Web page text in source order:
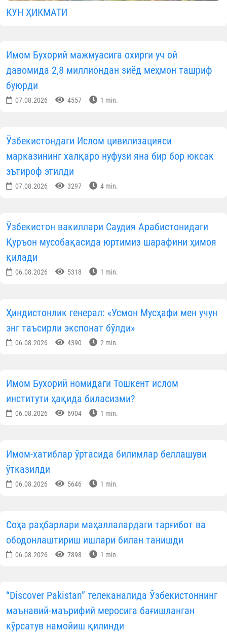
КУН ҲИКМАТИ
Имом Бухорий мажмуасига охирги уч ой
давомида 2,8 миллиондан зиёд меҳмон ташриф
буюрди
07.08.2026 4557 1 min.
Ўзбекистондаги Ислом цивилизацияси
марказининг халқаро нуфузи яна бир бор юксак
эътироф этилди
07.08.2026 3297 4 min.
Ўзбекистон вакиллари Саудия Арабистонидаги
Қуръон мусобақасида юртимиз шарафини ҳимоя
қилади
06.08.2026 5318 1 min.
Ҳиндистонлик генерал: «Усмон Мусҳафи мен учун
энг таъсирли экспонат бўлди»
06.08.2026 4390 2 min.
Имом Бухорий номидаги Тошкент ислом
институти ҳақида биласизми?
06.08.2026 6904 1 min.
Имом-хатиблар ўртасида билимлар беллашуви
ўтказилди
06.08.2026 5646 1 min.
Соҳа раҳбарлари маҳаллалардаги тарғибот ва
ободонлаштириш ишлари билан танишди
06.08.2026 7898 1 min.
“Discover Pakistan” телеканалида Ўзбекистоннинг
маънавий-маърифий меросига бағишланган
кўрсатув намойиш қилинди